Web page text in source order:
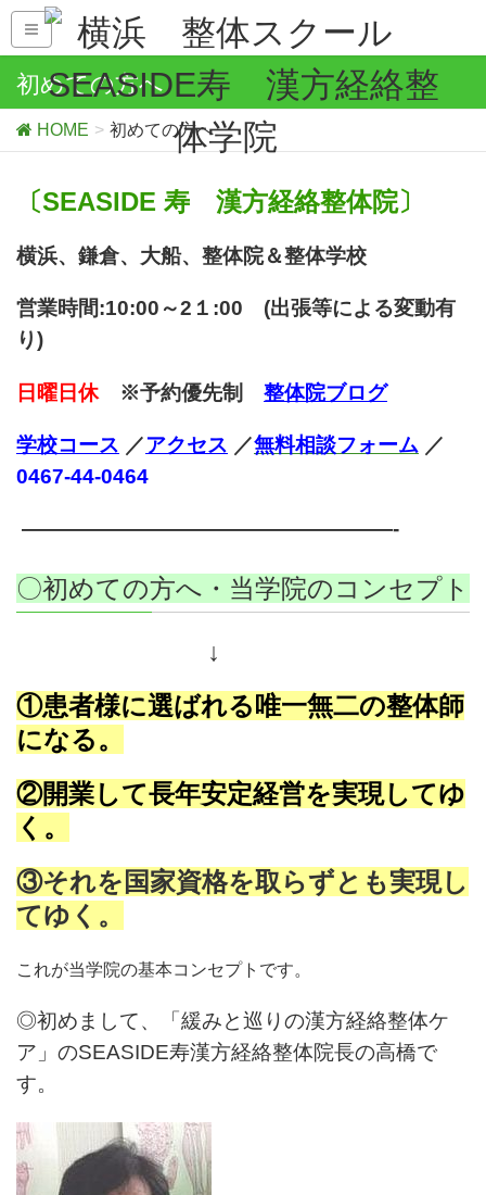
初めての方へ
HOME 初めての方へ
〔SEASIDE 寿 漢方経絡整体院〕
横浜、鎌倉、大船、整体院＆整体学校
営業時間:10:00～2１:00 (出張等による変動有
り)
日曜日休※予約優先制 整体院ブログ
学校コース ／アクセス ／無料相談フォーム ／
0467-44-0464
——————————————————-
〇初めての方へ・当学院のコンセプト
↓
①患者様に選ばれる唯一無二の整体師
になる。
②開業して長年安定経営を実現してゆ
く。
③それを国家資格を取らずとも実現し
てゆく。
これが当学院の基本コンセプトです。
◎初めまして、「緩みと巡りの漢方経絡整体ケ
ア」のSEASIDE寿漢方経絡整体院長の高橋で
す。